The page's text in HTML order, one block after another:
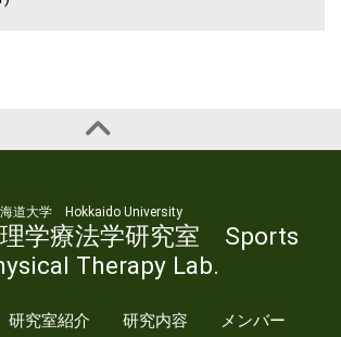
道大学 Hokkaido University
学療法学研究室 Sports
Therapy Lab.
研究室紹介 研究内容 メンバー